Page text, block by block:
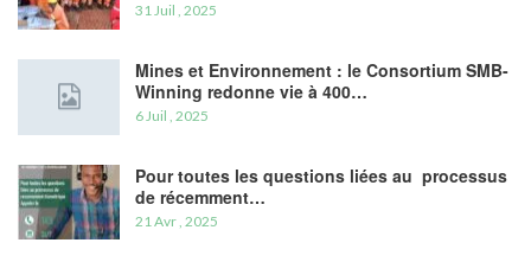
31 Juil , 2025
Mines et Environnement : le Consortium SMB-
Winning redonne vie à 400…
6 Juil , 2025
Pour toutes les questions liées au processus
de récemment…
21 Avr , 2025